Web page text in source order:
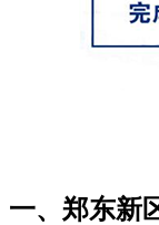
一、郑东新